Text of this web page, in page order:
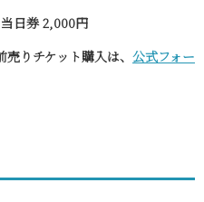
日券 2,000円
りチケット購入は、 公式フォー